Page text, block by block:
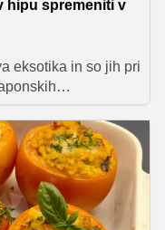
hipu spremeniti v
eksotika in so jih pri
Najdemo jih v
večjih živilskih
predhodno
lahko doma